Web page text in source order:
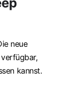
neue
kannst.